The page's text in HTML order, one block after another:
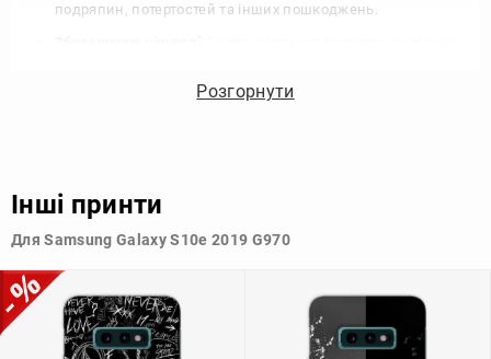
подряпин, потертостей та інших пошкоджень.
цінність вашого телефону, що особливо важливо для
вашому стилю та особистому смаку.
Узагалі, чохол для телефону - це дуже корисний аксесуар, який
додати зручності в користуванні.
Розгорнути
Інші принти
Для Samsung Galaxy S10e 2019 G970